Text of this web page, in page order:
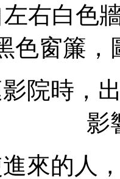
右白色
色窗簾
院時，
影
來的人